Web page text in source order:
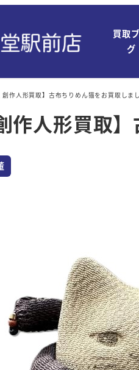
買取
グ
創作人形買取】古布ちりめん猫をお買取しま
作人形買取
ゴリー